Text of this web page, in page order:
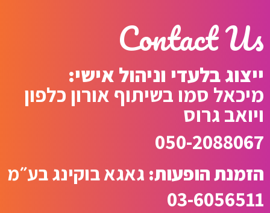
Contact Us
ייצוג בלעדי וניהול אישי:
מיכאל סמו בשיתוף אורון כלפון
ויואב גרוס
050-2088067
הזמנת הופעות: גאגא בוקינג בע״מ
03-6056511